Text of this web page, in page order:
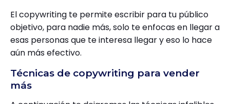
El copywriting te permite escribir para tu público
objetivo, para nadie más, solo te enfocas en llegar a
esas personas que te interesa llegar y eso lo hace
aún más efectivo.
Técnicas de copywriting para vender
más